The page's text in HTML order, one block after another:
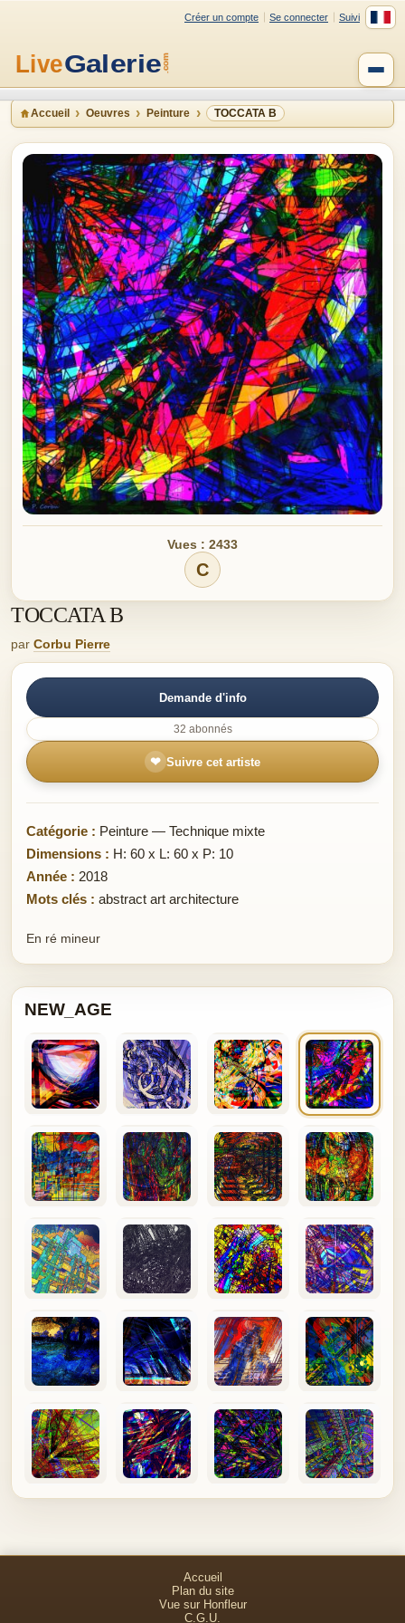
Créer un compte Se connecter Suivi
Accueil Oeuvres Peinture TOCCATA B
Vues : 2433
C
TOCCATA B
par Corbu Pierre
Demande d'info
32 abonnés
❤ Suivre cet artiste
Catégorie : Peinture — Technique mixte
Dimensions : H: 60 x L: 60 x P: 10
Année : 2018
Mots clés : abstract art architecture
En ré mineur
NEW_AGE
Accueil
Plan du site
Vue sur Honfleur
C.G.U.